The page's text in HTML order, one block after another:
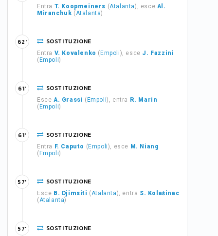
Entra T. Koopmeiners (Atalanta), esce Al.
Miranchuk (Atalanta)
SOSTITUZIONE
Entra V. Kovalenko ( Empoli), esce J. Fazzini
( Empoli)
62'
SOSTITUZIONE
Esce A. Grassi ( Empoli), entra
R. Marin
( Empoli)
61'
SOSTITUZIONE
Entra F. Caputo ( Empoli), esce M. Niang
( Empoli)
61'
SOSTITUZIONE
Esce B. Djimsiti (Atalanta), entra S. Kolašinac
(Atalanta)
57'
SOSTITUZIONE
57'